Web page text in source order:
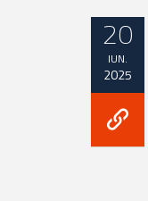
20
IUN.
2025